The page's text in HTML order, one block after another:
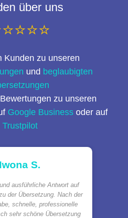
über uns
Kunden zu unseren
und beglaubigten
zu unseren
Google Business oder auf
Trustpilot
Iwona S.
ausführliche Antwort auf
der Übersetzung. Nach der
schnelle, professionelle
sehr schöne Übersetzung